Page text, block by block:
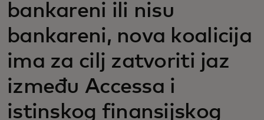
bankareni ili nisu
bankareni, nova koalicija
ima za cilj zatvoriti jaz
između Accessa i
istinskog finansijskog